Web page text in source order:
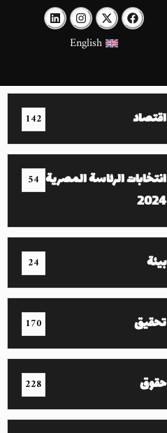
English
اقتصاد 142
انتخابات الرئاسة المصرية
2024
54
بيئة 24
تحقيق 170
حقوق 228